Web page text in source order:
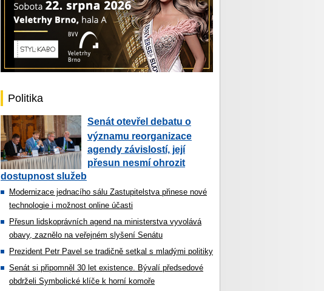
Politika
Senát otevřel debatu o
významu reorganizace
agendy závislostí, její
přesun nesmí ohrozit
dostupnost služeb
Modernizace jednacího sálu Zastupitelstva přinese nové
technologie i možnost online účasti
Přesun lidskoprávních agend na ministerstva vyvolává
obavy, zaznělo na veřejném slyšení Senátu
Prezident Petr Pavel se tradičně setkal s mladými politiky
Senát si připomněl 30 let existence. Bývalí předsedové
obdrželi Symbolické klíče k horní komoře